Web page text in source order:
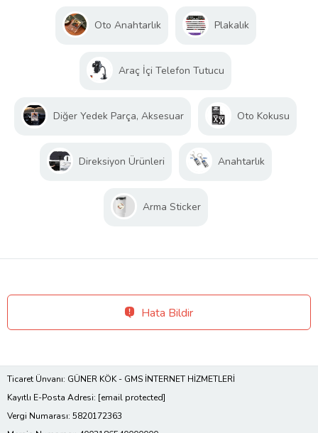
Oto Anahtarlık Plakalık
Araç İçi Telefon Tutucu
Diğer Yedek Parça, Aksesuar Oto Kokusu
Direksiyon Ürünleri Anahtarlık
Arma Sticker
Hata Bildir
Ticaret Ünvanı: GÜNER KÖK - GMS İNTERNET HİZMETLERİ
Kayıtlı E-Posta Adresi: [email protected]
Vergi Numarası: 5820172363